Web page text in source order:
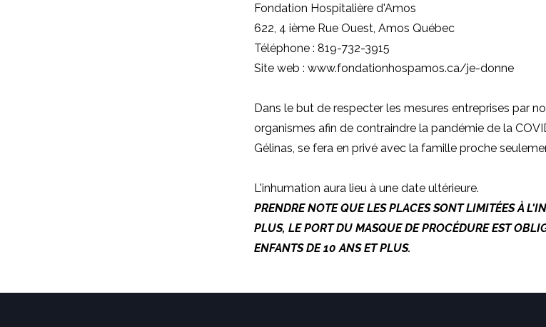
Fondation Hospitalière d'Amos
622, 4 ième Rue Ouest, Amos Québec
Téléphone : 819-732-3915
Site web : www.fondationhospamos.ca/je-donne
Dans le but de respecter les mesures entreprises par
organismes afin de contraindre la pandémie de la
Gélinas, se fera en privé avec la famille proche
L'inhumation aura lieu à une date ultérieure.
PRENDRE NOTE QUE LES PLACES SONT LIMITÉES À
PLUS, LE PORT DU MASQUE DE PROCÉDURE EST
ENFANTS DE 10 ANS ET PLUS.